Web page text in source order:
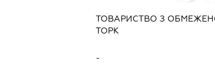
ТОВАРИСТВО З
ТОРК
-